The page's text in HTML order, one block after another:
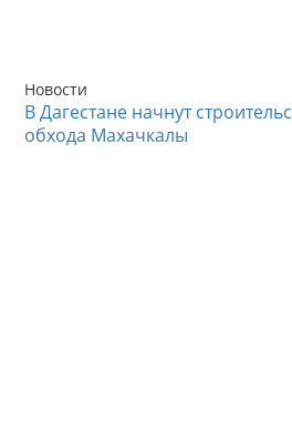
Новости
В Дагестане начнут
обхода Махачкалы